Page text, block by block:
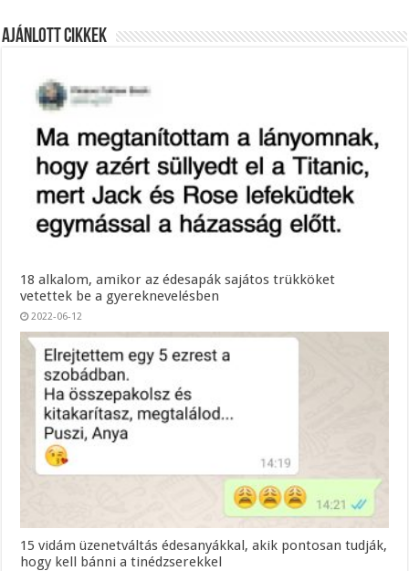
Ajánlott Cikkek
18 alkalom, amikor az édesapák sajátos trükköket
vetettek be a gyereknevelésben
2022-06-12
15 vidám üzenetváltás édesanyákkal, akik pontosan tudják,
hogy kell bánni a tinédzserekkel